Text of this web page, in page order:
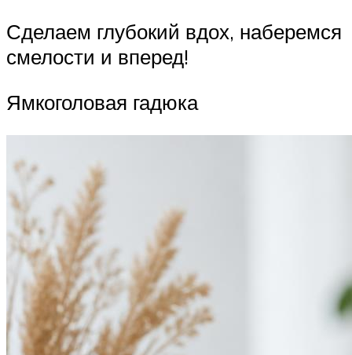
Сделаем глубокий вдох, наберемся
смелости и вперед!
Ямкоголовая гадюка